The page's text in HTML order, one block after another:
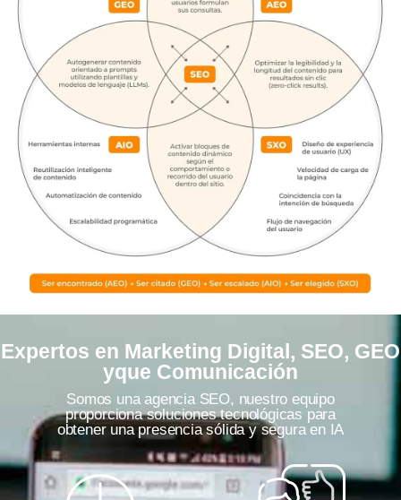
Expertos en Marketing Digital, SEO, GEO
yque Comunicación
Somos una agencia SEO, nuestro equipo
proporciona soluciones tecnológicas para
obtener una presencia sólida y segura en IA